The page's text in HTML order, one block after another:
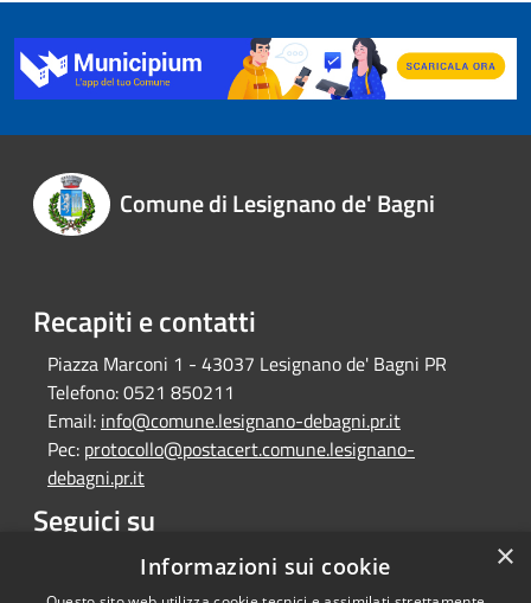
Comune di Lesignano de' Bagni
Recapiti e contatti
Piazza Marconi 1 - 43037 Lesignano de' Bagni PR
Telefono:0521 850211
Email: info@comune.lesignano-debagni.pr.it
Pec: protocollo@postacert.comune.lesignano-
debagni.pr.it
Seguici su
Facebook ×
Informazioni sui cookie